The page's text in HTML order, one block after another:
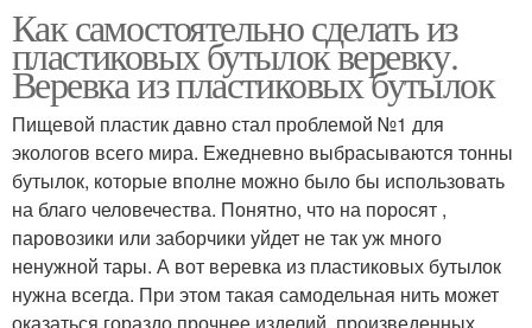
Как самостоятельно сделать из
пластиковых бутылок веревку.
Веревка из пластиковых бутылок
Пищевой пластик давно стал проблемой №1 для
экологов всего мира. Ежедневно выбрасываются тонны
бутылок, которые вполне можно было бы использовать
на благо человечества. Понятно, что на поросят ,
паровозики или заборчики уйдет не так уж много
ненужной тары. А вот веревка из пластиковых бутылок
нужна всегда. При этом такая самодельная нить может